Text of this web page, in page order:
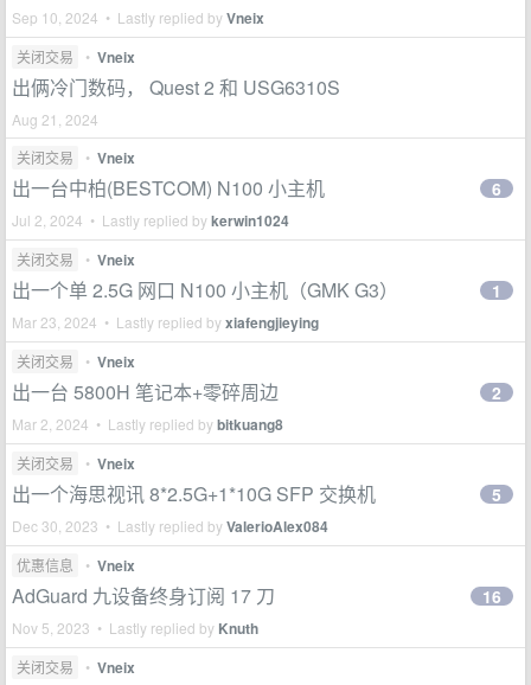
Sep 10, 2024 • Lastly replied byVneix
关闭交易 • Vneix
出俩冷门数码， Quest 2 和 USG6310S
Aug 21, 2024
关闭交易
• Vneix
出一台中柏(BESTCOM) N100 小主机
Jul 2, 2024 • Lastly replied bykerwin1024
6
关闭交易 • Vneix
出一个单 2.5G 网口 N100 小主机（GMK G3）
Mar 23, 2024 • Lastly replied byxiafengjieying
1
关闭交易 • Vneix
出一台 5800H 笔记本+零碎周边
Mar 2, 2024 • Lastly replied bybitkuang8
2
关闭交易 • Vneix
出一个海思视讯 8*2.5G+1*10G SFP 交换机
Dec 30, 2023 • Lastly replied byValerioAlex084
5
优惠信息 • Vneix
AdGuard 九设备终身订阅 17 刀
Nov 5, 2023 • Lastly replied by Knuth
16
关闭交易 • Vneix